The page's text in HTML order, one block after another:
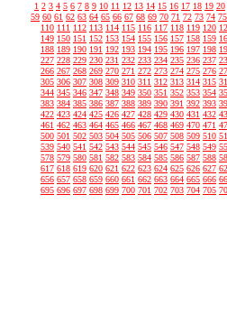
1 2 3 4 5 6 7 8 9 10 11 12 13 14 15 16 17 18 19 20
59 60 61 62 63 64 65 66 67 68 69 70 71 72 73 74 75
110 111 112 113 114 115 116 117 118 119 120
149 150 151 152 153 154 155 156 157 158 159
188 189 190 191 192 193 194 195 196 197 198
227 228 229 230 231 232 233 234 235 236 237
266 267 268 269 270 271 272 273 274 275 276
305 306 307 308 309 310 311 312 313 314 315
344 345 346 347 348 349 350 351 352 353 354
383 384 385 386 387 388 389 390 391 392 393
422 423 424 425 426 427 428 429 430 431 432
461 462 463 464 465 466 467 468 469 470 471
500 501 502 503 504 505 506 507 508 509 510
539 540 541 542 543 544 545 546 547 548 549
578 579 580 581 582 583 584 585 586 587 588
617 618 619 620 621 622 623 624 625 626 627
656 657 658 659 660 661 662 663 664 665 666
695 696 697 698 699 700 701 702 703 704 705